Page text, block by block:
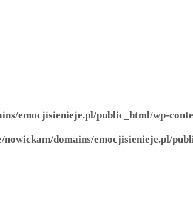
emocjisienieje.pl/public_html/wp-
nowickam/domains/emocjisienieje.pl/